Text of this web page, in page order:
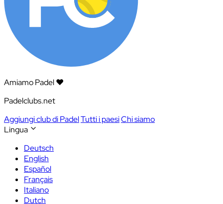
Amiamo Padel ❤️
Padelclubs.net
Aggiungi club di PadelTutti i paesiChi siamo
Lingua
Deutsch
English
Español
Français
Italiano
Dutch